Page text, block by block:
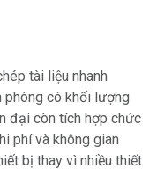
tài liệu nhanh
phòng có khối lượng
đại còn tích hợp chức
phí và không gian
bị thay vì nhiều thiết